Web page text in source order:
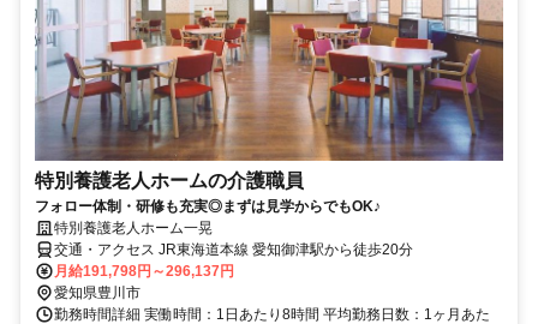
特別養護老人ホームの介護職員
フォロー体制・研修も充実◎まずは見学からでもOK♪
特別養護老人ホーム一晃
交通・アクセス JR東海道本線 愛知御津駅から徒歩20分
月給191,798円～296,137円
愛知県豊川市
勤務時間詳細 実働時間：1日あたり8時間 平均勤務日数：1ヶ月あた